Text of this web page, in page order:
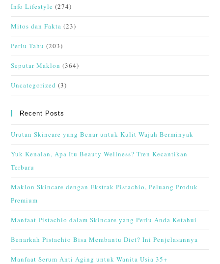
Info Lifestyle (274)
Mitos dan Fakta (23)
Perlu Tahu (203)
Seputar Maklon (364)
Uncategorized (3)
Recent Posts
Urutan Skincare yang Benar untuk Kulit Wajah Berminyak
Yuk Kenalan, Apa Itu Beauty Wellness? Tren Kecantikan
Terbaru
Maklon Skincare dengan Ekstrak Pistachio, Peluang Produk
Premium
Manfaat Pistachio dalam Skincare yang Perlu Anda Ketahui
Benarkah Pistachio Bisa Membantu Diet? Ini Penjelasannya
Manfaat Serum Anti Aging untuk Wanita Usia 35+